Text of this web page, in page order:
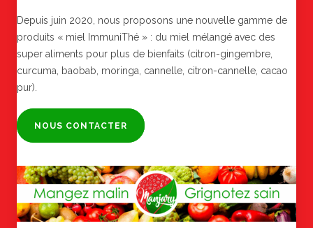
Depuis juin 2020, nous proposons une nouvelle gamme de
produits « miel ImmuniThé » : du miel mélangé avec des
super aliments pour plus de bienfaits (citron-gingembre,
curcuma, baobab, moringa, cannelle, citron-cannelle, cacao
pur).
NOUS CONTACTER